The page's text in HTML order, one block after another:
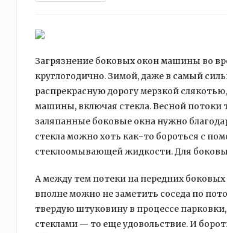
Загрязнение боковых окон машины во
круглогодично. Зимой, даже в самый
распрекрасную дорогу мерзкой
машины, включая стекла. Весной потоки
заляпанные боковые окна нужно
стекла можно хоть как-то бороться с
стеклоомывающей жидкости. Для
А между тем потеки на передних
вполне можно не заметить соседа по
твердую штуковину в процессе
стеклами — то еще удовольствие. И